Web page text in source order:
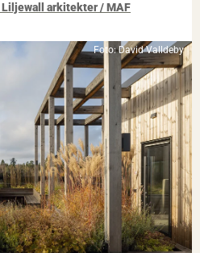
Liljewall arkitekter / MAF
Foto: David Valldeby